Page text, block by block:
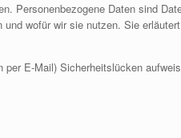
Personenbezogene Daten sind
wofür wir sie nutzen. Sie
E-Mail) Sicherheitslücken